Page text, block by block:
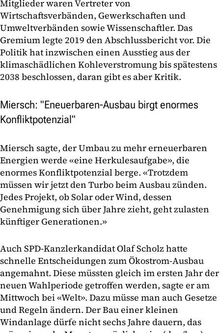
Mitglieder waren Vertreter von
Wirtschaftsverbänden, Gewerkschaften und
Umweltverbänden sowie Wissenschaftler. Das
Gremium legte 2019 den Abschlussbericht vor. Die
Politik hat inzwischen einen Ausstieg aus der
klimaschädlichen Kohleverstromung bis spätestens
2038 beschlossen, daran gibt es aber Kritik.
Miersch: "Eneuerbaren-Ausbau birgt enormes
Konfliktpotenzial"
Miersch sagte, der Umbau zu mehr erneuerbaren
Energien werde «eine Herkulesaufgabe», die
enormes Konfliktpotenzial berge. «Trotzdem
müssen wir jetzt den Turbo beim Ausbau zünden.
Jedes Projekt, ob Solar oder Wind, dessen
Genehmigung sich über Jahre zieht, geht zulasten
künftiger Generationen.»
Auch SPD-Kanzlerkandidat Olaf Scholz hatte
schnelle Entscheidungen zum Ökostrom-Ausbau
angemahnt. Diese müssten gleich im ersten Jahr der
neuen Wahlperiode getroffen werden, sagte er am
Mittwoch bei «Welt». Dazu müsse man auch Gesetze
und Regeln ändern. Der Bau einer kleinen
Windanlage dürfe nicht sechs Jahre dauern, das